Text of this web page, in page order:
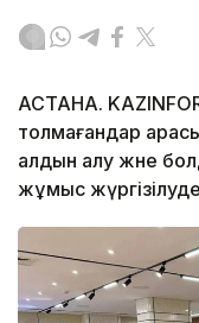
АСТАНА.
толмағандар
алдын алу және
жұмыс